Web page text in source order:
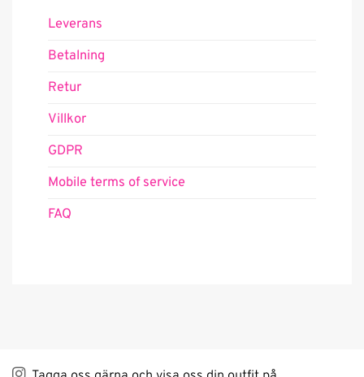
Leverans
Betalning
Retur
Villkor
GDPR
Mobile terms of service
FAQ